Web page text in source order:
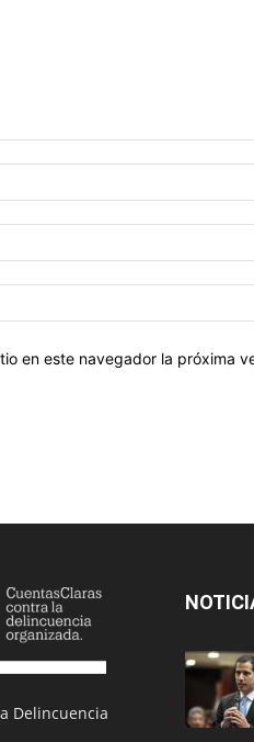
en este navegador la próxima
Delincuencia